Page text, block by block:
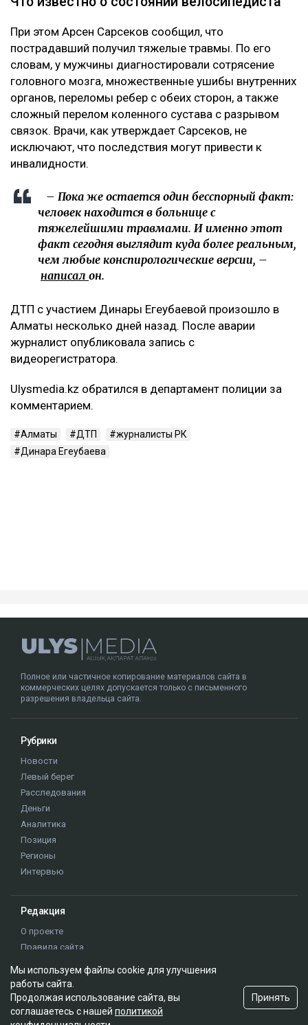
При этом Арсен Сарсеков сообщил, что
пострадавший получил тяжелые травмы. По его
словам, у мужчины диагностировали сотрясение
головного мозга, множественные ушибы внутренних
органов, переломы ребер с обеих сторон, а также
сложный перелом коленного сустава с разрывом
связок. Врачи, как утверждает Сарсеков, не
исключают, что последствия могут привести к
инвалидности.
– Пока же остается один бесспорный факт:
человек находится в больнице с
тяжелейшими травмами. И именно этот
факт сегодня выглядит куда более реальным,
чем любые конспирологические версии, –
написал он.
ДТП с участием Динары Егеубаевой произошло в
Алматы несколько дней назад. После аварии
журналист опубликовала запись с
видеорегистратора.
Ulysmedia.kz обратился в департамент полиции за
комментарием.
Алматы ДТП
журналисты РК
Динара Егеубаева
Полное или частичное копирование материалов сайта в
коммерческих целях допускается только с письменного
разрешения владельца сайта.
Рубрики
Новости
Левый берег
Расследования
Деньги
Аналитика
Позиция
Регионы
Интервью
Редакция
О проекте
Правила сайта
Контакты
Редакционная политика
Мы используем файлы cookie для улучшения
работы сайта.
Продолжая использование сайта, вы
соглашаетесь с нашей политикой
Принять